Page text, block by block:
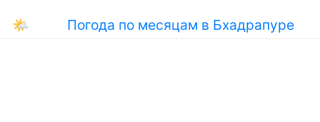
🌤 Погода по месяцам в Бхадрапуре